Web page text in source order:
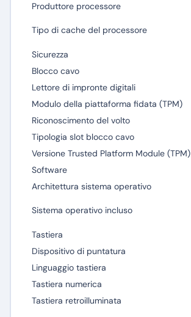
Produttore processore
Tipo di cache del processore
Sicurezza
Blocco cavo
Lettore di impronte digitali
Modulo della piattaforma fidata (TPM)
Riconoscimento del volto
Tipologia slot blocco cavo
Versione Trusted Platform Module (TPM)
Software
Architettura sistema operativo
Sistema operativo incluso
Tastiera
Dispositivo di puntatura
Linguaggio tastiera
Tastiera numerica
Tastiera retroilluminata